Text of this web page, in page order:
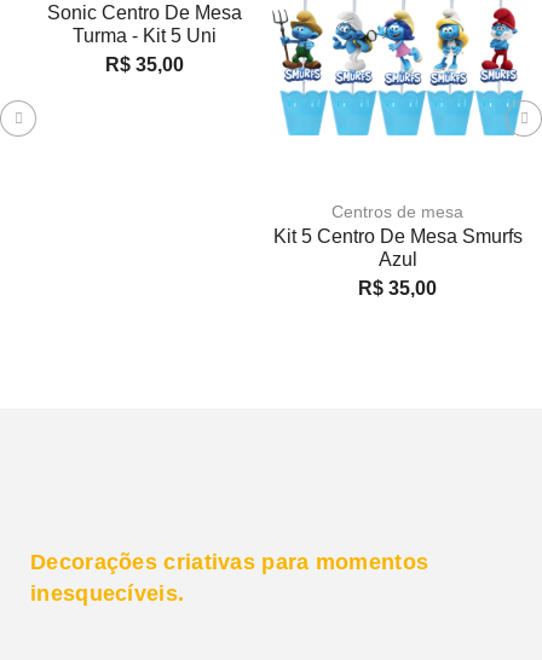
Sonic Centro De Mesa
Turma - Kit 5 Uni
R$ 35,00
Centros de mesa
Kit 5 Centro De Mesa Smurfs
Azul
R$ 35,00
Decorações criativas para momentos
inesquecíveis.